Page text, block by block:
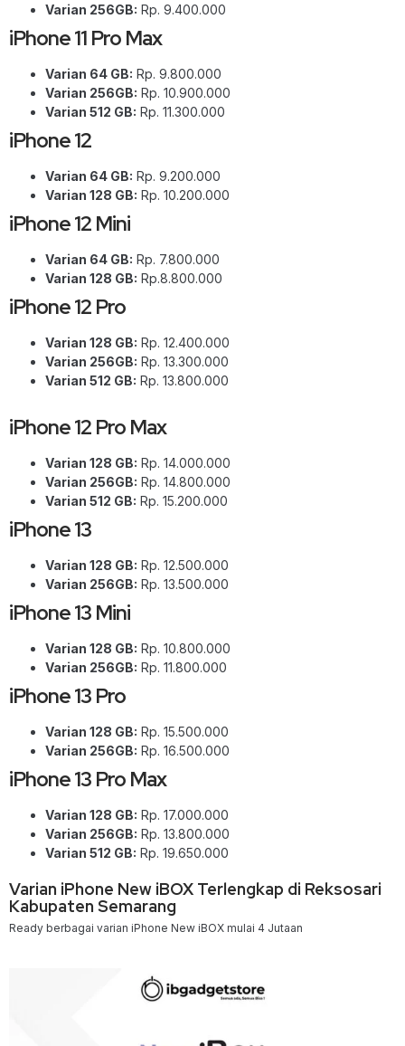
Varian 256GB: Rp. 9.400.000
iPhone 11 Pro Max
Varian 64 GB: Rp. 9.800.000
Varian 256GB: Rp. 10.900.000
Varian 512 GB: Rp. 11.300.000
iPhone 12
Varian 64 GB: Rp. 9.200.000
Varian 128 GB: Rp. 10.200.000
iPhone 12 Mini
Varian 64 GB: Rp. 7.800.000
Varian 128 GB: Rp.8.800.000
iPhone 12 Pro
Varian 128 GB: Rp. 12.400.000
Varian 256GB: Rp. 13.300.000
Varian 512 GB: Rp. 13.800.000
iPhone 12 Pro Max
Varian 128 GB: Rp. 14.000.000
Varian 256GB: Rp. 14.800.000
Varian 512 GB: Rp. 15.200.000
iPhone 13
Varian 128 GB: Rp. 12.500.000
Varian 256GB: Rp. 13.500.000
iPhone 13 Mini
Varian 128 GB: Rp. 10.800.000
Varian 256GB: Rp. 11.800.000
iPhone 13 Pro
Varian 128 GB: Rp. 15.500.000
Varian 256GB: Rp. 16.500.000
iPhone 13 Pro Max
Varian 128 GB: Rp. 17.000.000
Varian 256GB: Rp. 13.800.000
Varian 512 GB: Rp. 19.650.000
Varian iPhone New iBOX Terlengkap di Reksosari
Kabupaten Semarang
Ready berbagai varian iPhone New iBOX mulai 4 Jutaan